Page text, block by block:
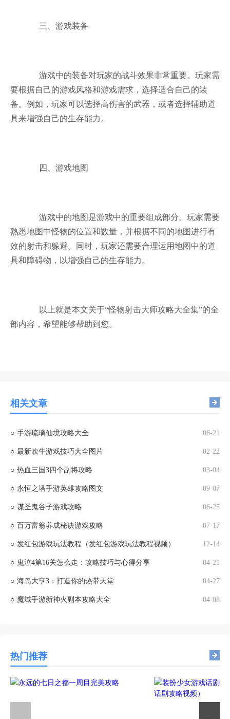
三、游戏装备
游戏中的装备对玩家的战斗效果非常重要。玩家需
要根据自己的游戏风格和游戏需求，选择适合自己的装
备。例如，玩家可以选择高伤害的武器，或者选择辅助道
具来增强自己的生存能力。
四、游戏地图
游戏中的地图是游戏中的重要组成部分。玩家需要
熟悉地图中怪物的位置和数量，并根据不同的地图进行有
效的射击和躲避。同时，玩家还需要合理运用地图中的道
具和障碍物，以增强自己的生存能力。
以上就是本文关于“怪物射击大师攻略大全集”的全
部内容，希望能够帮助到您。
相关文章
○ 手游琉璃仙境攻略大全 06-21
○ 最新吹牛游戏技巧大全图片 02-22
○ 热血三国3四个副将攻略 03-04
○ 永恒之塔手游英雄攻略图文 09-07
○ 谋圣鬼谷子游戏攻略 06-25
○ 百万富翁养成秘诀游戏攻略 07-17
○ 发红包游戏玩法教程（发红包游戏玩法教程视频） 12-14
○ 鬼泣4第16关怎么走：攻略技巧与心得分享 04-21
○ 海岛大亨3：打造你的热带天堂 04-27
○ 魔域手游新神火副本攻略大全 04-08
热门推荐